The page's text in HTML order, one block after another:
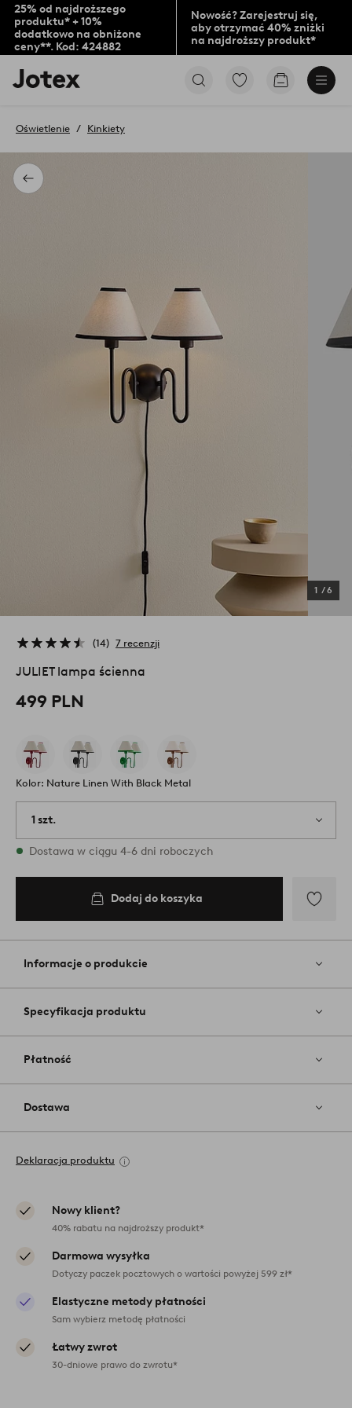
25% od najdroższego
produktu* + 10%
dodatkowo na obniżone
ceny**. Kod: 424882
Nowość? Zarejestruj się,
aby otrzymać 40% zniżki
na najdroższy produkt*
Logo
Jotex
na
stronę
PrzejdźPrzejdź
Powrót
Oświetlenie Kinkiety
1 /6
14 7 recenzji
JULIET lampa ścienna
499 PLN
Kolor: Nature Linen With Black Metal
1 szt.
W magazynie
Dostawa w ciągu 4-6 dni roboczych
Dodaj do koszyka
do
Informacje o produkcie
Specyfikacja produktu
Płatność
Dostawa
Deklaracja produktu
Nowy klient?
40% rabatu na najdroższy produkt*
Darmowa wysyłka
Dotyczy paczek pocztowych o wartości powyżej 599 zł*
Elastyczne metody płatności
Sam wybierz metodę płatności
Łatwy zwrot
30-dniowe prawo do zwrotu*